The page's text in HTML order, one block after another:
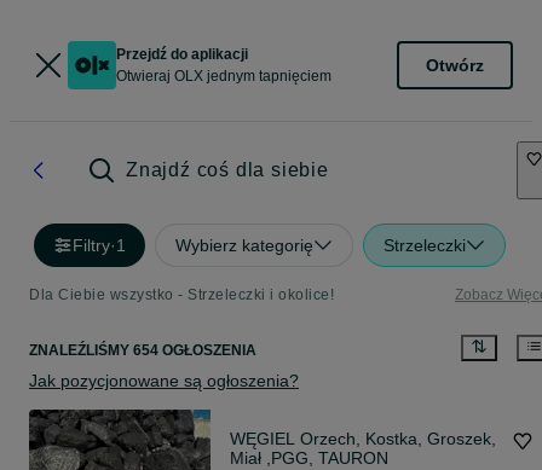
Przejdź do aplikacji
Otwieraj OLX jednym tapnięciem
Otwórz
Znajdź coś dla siebie
Filtry·1 Wybierz kategorię Strzeleczki
Dla Ciebie wszystko - Strzeleczki i okolice! Zobacz
ZNALEŹLIŚMY 654 OGŁOSZENIA
Jak pozycjonowane są ogłoszenia?
WĘGIEL Orzech, Kostka, Groszek,
Miał ,PGG, TAURON